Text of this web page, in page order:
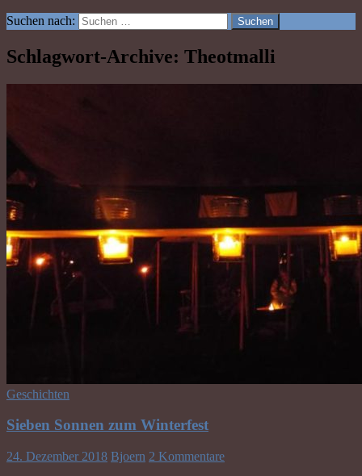
Suchen nach:
Schlagwort-Archive: Theotmalli
Geschichten
Sieben Sonnen zum Winterfest
24. Dezember 2018 Bjoern 2 Kommentare